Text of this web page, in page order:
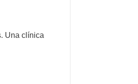
Una clínica